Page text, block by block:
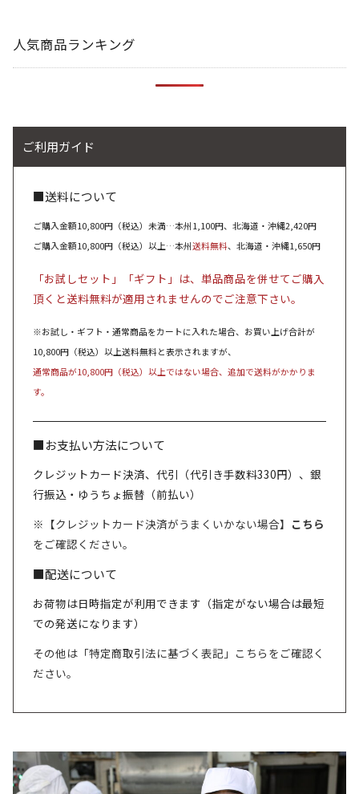
人気商品ランキング
ご利用ガイド
■送料について
ご購入金額10,800円（税込）未満…本州1,100円、北海道・沖縄2,420円
ご購入金額10,800円（税込）以上…本州送料無料、北海道・沖縄1,650円
「お試しセット」「ギフト」は、単品商品を併せてご購入
頂くと送料無料が適用されませんのでご注意下さい。
※お試し・ギフト・通常商品をカートに入れた場合、お買い上げ合計が
10,800円（税込）以上送料無料と表示されますが、
通常商品が10,800円（税込）以上ではない場合、追加で送料がかかりま
す。
■お支払い方法について
クレジットカード決済、代引（代引き手数料330円）、銀
行振込・ゆうちょ振替（前払い）
※【クレジットカード決済がうまくいかない場合】 こちら
をご確認ください。
■配送について
お荷物は日時指定が利用できます（指定がない場合は最短
での発送になります）
その他は「特定商取引法に基づく表記」こちらをご確認く
ださい。